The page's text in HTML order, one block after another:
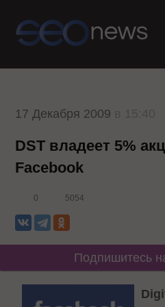
17 Декабря 2009
DST владеет 5%
Facebook
0 5054
Подпишитесь